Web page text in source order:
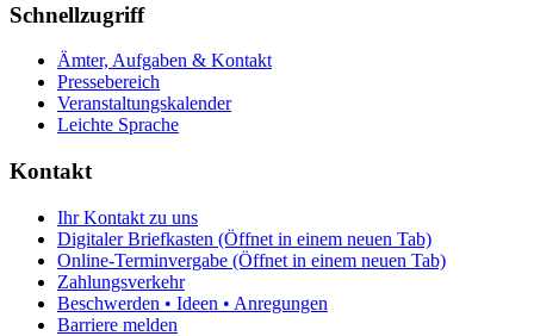
Schnellzugriff
Ämter, Aufgaben & Kontakt
Pressebereich
Veranstaltungskalender
Leichte Sprache
Kontakt
Ihr Kontakt zu uns
Digitaler Briefkasten (Öffnet in einem neuen Tab)
Online-Terminvergabe (Öffnet in einem neuen Tab)
Zahlungsverkehr
Beschwerden • Ideen • Anregungen
Barriere melden